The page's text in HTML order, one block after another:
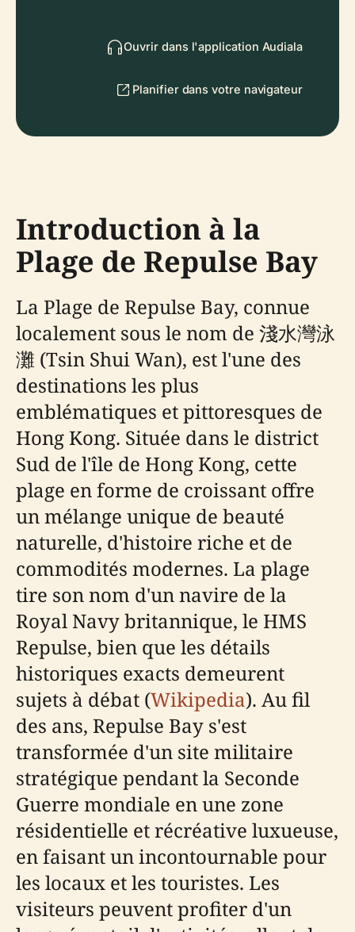
Ouvrir dans l'application Audiala
Planifier dans votre navigateur
Introduction à la
Plage de Repulse Bay
La Plage de Repulse Bay, connue
localement sous le nom de 淺水灣泳
灘 (Tsin Shui Wan), est l'une des
destinations les plus
emblématiques et pittoresques de
Hong Kong. Située dans le district
Sud de l'île de Hong Kong, cette
plage en forme de croissant offre
un mélange unique de beauté
naturelle, d'histoire riche et de
commodités modernes. La plage
tire son nom d'un navire de la
Royal Navy britannique, le HMS
Repulse, bien que les détails
historiques exacts demeurent
sujets à débat (Wikipedia). Au fil
des ans, Repulse Bay s'est
transformée d'un site militaire
stratégique pendant la Seconde
Guerre mondiale en une zone
résidentielle et récréative luxueuse,
en faisant un incontournable pour
les locaux et les touristes. Les
visiteurs peuvent profiter d'un